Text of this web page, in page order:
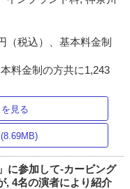
（税込）、基本料金制
料金制の方共に1,243
見る
に参加して-カービング
, 4名の演者により紹介